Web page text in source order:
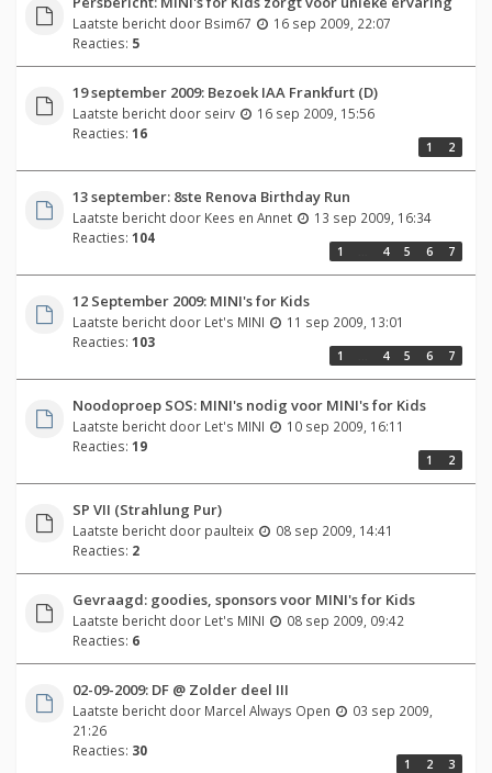
Laatste bericht door Bsim67
16 sep 2009, 22:07
Reacties: 5
19 september 2009: Bezoek IAA Frankfurt (D)
Laatste bericht door seirv
16 sep 2009, 15:56
Reacties: 16
1 2
13 september: 8ste Renova Birthday Run
Laatste bericht door Kees en Annet
13 sep 2009, 16:34
Reacties: 104
1 4 5 6 7
12 September 2009: MINI's for Kids
Laatste bericht door Let's MINI
11 sep 2009, 13:01
Reacties: 103
1 4 5 6 7
Noodoproep SOS: MINI's nodig voor MINI's for Kids
Laatste bericht door Let's MINI
10 sep 2009, 16:11
Reacties: 19
1 2
SP VII (Strahlung Pur)
Laatste bericht door paulteix
08 sep 2009, 14:41
Reacties: 2
Gevraagd: goodies, sponsors voor MINI's for Kids
Laatste bericht door Let's MINI
08 sep 2009, 09:42
Reacties: 6
02-09-2009: DF @ Zolder deel III
Laatste bericht door Marcel Always Open
03 sep 2009,
21:26
Reacties: 30
1 2 3